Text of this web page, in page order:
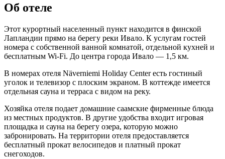
Об отеле
Этот курортный населенный пункт находится в финской
Лапландии прямо на берегу реки Ивало. К услугам гостей
номера с собственной ванной комнатой, отдельной кухней и
бесплатным Wi-Fi. До центра города Ивало — 1,5 км.
В номерах отеля Näverniemi Holiday Center есть гостиный
уголок и телевизор с плоским экраном. В коттежде имеется
отдельная сауна и терраса с видом на реку.
Хозяйка отеля подает домашние саамские фирменные блюда
из местных продуктов. В другие удобства входит игровая
площадка и сауна на берегу озера, которую можно
забронировать. На территории отеля предоставляется
бесплатный прокат велосипедов и платный прокат
снегоходов.